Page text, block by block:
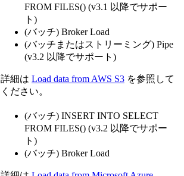
FROM FILES() (v3.1 以降でサポー
ト)
(バッチ) Broker Load
(バッチまたはストリーミング) Pipe
(v3.2 以降でサポート)
詳細は Load data from AWS S3 を参照して
ください。
(バッチ) INSERT INTO SELECT
FROM FILES() (v3.2 以降でサポー
ト)
(バッチ) Broker Load